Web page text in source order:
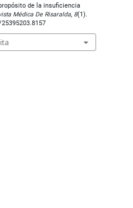
de la insuficiencia
Médica De Risaralda, 8(1).